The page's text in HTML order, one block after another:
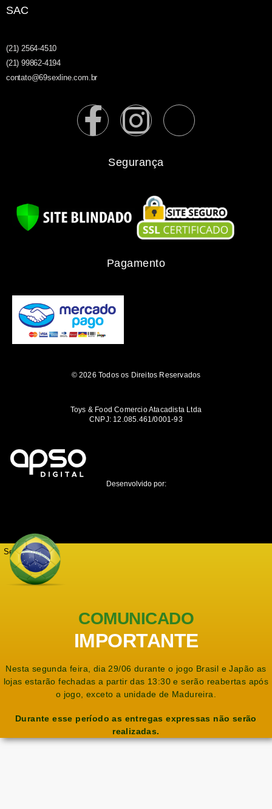
SAC
(21) 2564-4510
(21) 99862-4194
contato@69sexline.com.br
Segurança
Pagamento
© 2026 Todos os Direitos Reservados
Toys & Food Comercio Atacadista Ltda
CNPJ: 12.085.461/0001-93
Desenvolvido por:
Seja notificado
COMUNICADO
IMPORTANTE
Nesta segunda feira, dia 29/06 durante o jogo Brasil e Japão as
lojas estarão fechadas a partir das 13:30 e serão reabertas após
o jogo, exceto a unidade de Madureira.
Durante esse período as entregas expressas não serão
realizadas.